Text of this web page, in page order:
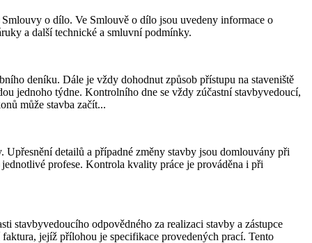
o dílo. Ve Smlouvě o dílo jsou uvedeny informace o
a další technické a smluvní podmínky.
deníku. Dále je vždy dohodnut způsob přístupu na staveniště
jednoho týdne. Kontrolního dne se vždy zúčastní stavbyvedoucí,
může stavba začít...
detailů a případné změny stavby jsou domlouvány při
profese. Kontrola kvality práce je prováděna i při
stavbyvedoucího odpovědného za realizaci stavby a zástupce
jejíž přílohou je specifikace provedených prací. Tento